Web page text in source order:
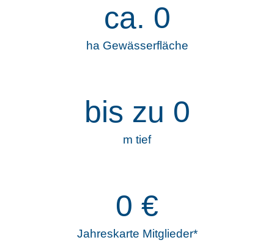
ca. 0
ha Gewässerfläche
bis zu 0
m tief
0 €
Jahreskarte Mitglieder*